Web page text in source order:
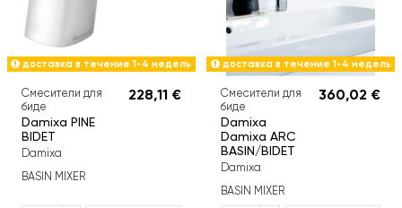
доставка в течение 1-4 недель
Смесители для
биде
Damixa PINE
BIDET
Damixa
228,11 €
BASIN MIXER
доставка в течение 1-4 недель
Смесители для
биде
Damixa
Damixa ARC
BASIN/BIDET
Damixa
360,02 €
BASIN MIXER